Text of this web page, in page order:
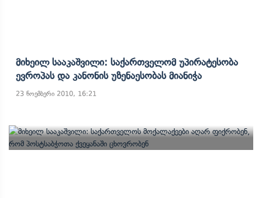
Მიხეილ Სააკაშვილი: Საქართველომ Უპირატესობა
Ევროპას Და Კანონის Უზენაესობას Მიანიჭა
23 ნოემბერი 2010, 16:21